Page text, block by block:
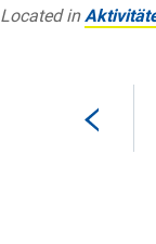
Located in